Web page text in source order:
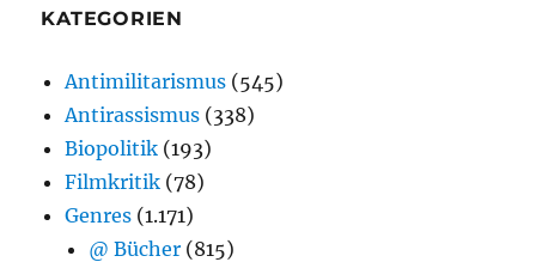
KATEGORIEN
Antimilitarismus (545)
Antirassismus (338)
Biopolitik (193)
Filmkritik (78)
Genres (1.171)
@ Bücher (815)